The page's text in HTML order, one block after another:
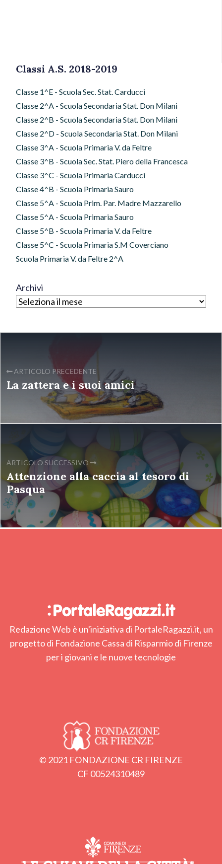
Classi A.S. 2018-2019
Classe 1^E - Scuola Sec. Stat. Carducci
Classe 2^A - Scuola Secondaria Stat. Don Milani
Classe 2^B - Scuola Secondaria Stat. Don Milani
Classe 2^D - Scuola Secondaria Stat. Don Milani
Classe 3^A - Scuola Primaria V. da Feltre
Classe 3^B - Scuola Sec. Stat. Piero della Francesca
Classe 3^C - Scuola Primaria Carducci
Classe 4^B - Scuola Primaria Sauro
Classe 5^A - Scuola Prim. Par. Madre Mazzarello
Classe 5^A - Scuola Primaria Sauro
Classe 5^B - Scuola Primaria V. da Feltre
Classe 5^C - Scuola Primaria S.M Coverciano
Scuola Primaria V. da Feltre 2^A
Archivi
ARTICOLO PRECEDENTE
La zattera e i suoi amici
ARTICOLO SUCCESSIVO
Attenzione alla caccia al tesoro di
Pasqua
Redazione Web è un'iniziativa di PortaleRagazzi.it, un
progetto di Fondazione Cassa di Risparmio di Firenze
per i giovani e le nuove tecnologie
© 2021 FONDAZIONE CR FIRENZE
CF 00524310489